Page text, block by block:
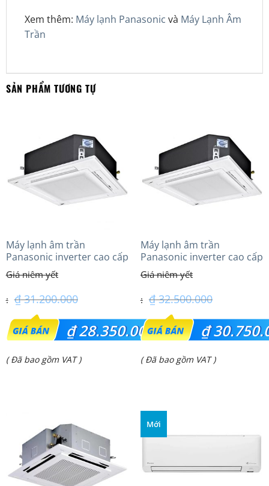
Xem thêm: Máy lạnh Panasonic và Máy Lạnh Âm
Trần
SẢN PHẨM TƯƠNG TỰ
Máy lạnh âm trần
Panasonic inverter cao cấp
(2.5Hp) S-1821PU3HA/U-
21PRH1H5
₫31.200.000
Giá
gốc
là:
₫28.350.000
Giá
₫ 28.350.000.
( Đã bao gồm VAT )
Máy lạnh âm trần
Panasonic inverter cao cấp
(3.0Hp) S-2430PU3HA/U-
24PRH1H5
₫32.500.000
Giá
gốc
là:
₫
Giá
₫ 30.750.000.
( Đã bao gồm VAT )
Mới